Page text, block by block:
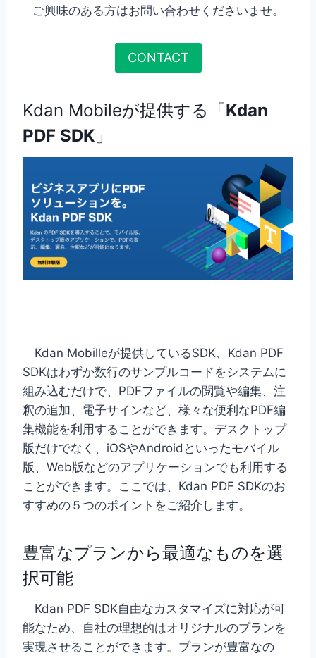
ご興味のある方はお問い合わせくださいませ。
CONTACT
Kdan Mobileが提供する「Kdan
PDF SDK 」
Kdan Mobilleが提供しているSDK、Kdan PDF
SDKはわずか数行のサンプルコードをシステムに
組み込むだけで、PDFファイルの閲覧や編集、注
釈の追加、電子サインなど、様々な便利なPDF編
集機能を利用することができます。デスクトップ
版だけでなく、iOSやAndroidといったモバイル
版、Web版などのアプリケーションでも利用する
ことができます。ここでは、Kdan PDF SDKのお
すすめの５つのポイントをご紹介します。
豊富なプランから最適なものを選
択可能
Kdan PDF SDK自由なカスタマイズに対応が可
能なため、自社の理想的はオリジナルのプランを
実現させることができます。プランが豊富なの